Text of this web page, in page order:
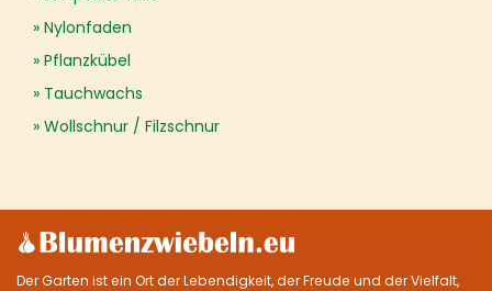
Nylonfaden
Pflanzkübel
Tauchwachs
Wollschnur / Filzschnur
Der Garten ist ein Ort der Lebendigkeit, der Freude und der Vielfalt,